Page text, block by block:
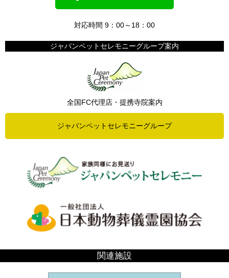
対応時間 9：00～18：00
ジャパンペットセレモニーグループ案内
全国FC代理店・提携寺院案内
ジャパンペットセレモニーグループ
関連施設